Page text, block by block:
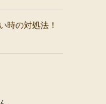
時の対処法！